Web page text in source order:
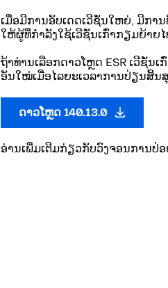
ເມື່ອມີການອັບເດດເວີຊັ່ນໃຫຍ່, ມີກາ
ໃຫ້ຜູ້ທີ່ກຳລັງໃຊ້ເວີຊັ່ນເກົ່າກຽມຍ້າຍ
ຖ້າທ່ານເລືອກດາວໂຫຼດ ESR ເວີຊັ່ນ
ອັນໃໝ່ເມື່ອໄລຍະເວລາການປ່ຽນສິ້ນ
ດາວໂຫຼດ 140.13.0
ອ່ານເພີ່ມເຕີມກ່ຽວກັບວົງຈອນການປ່